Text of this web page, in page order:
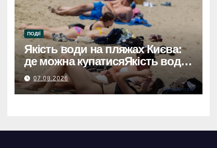
ПОДІЇ
Якість води на пляжах Києва:
де можна купатисяЯкість води
на пляжах Києва: безпечні
місця для купання.
07.08.2026